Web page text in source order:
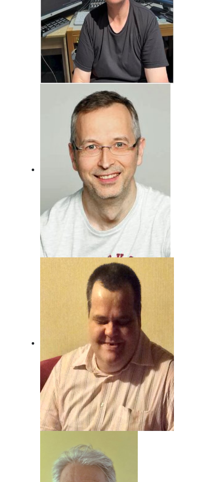
Der wird wohl nie erwachsen ... Will er
auch gar nicht!
Andreas von Juterzenka
Unser Mann für Deutsche Musik und
Unser Mann, wenn's um Rock geht!